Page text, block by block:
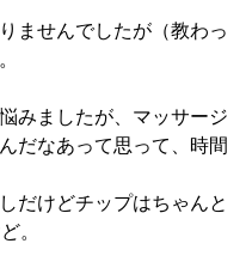
ませんでしたが（教わっ
みましたが、マッサージ
だなあって思って、時間
だけどチップはちゃんと
。